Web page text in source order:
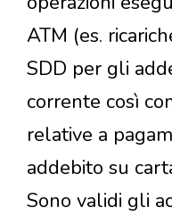
ATM (es.
SDD per gli
corrente così
relative a
addebito su
Sono validi gli